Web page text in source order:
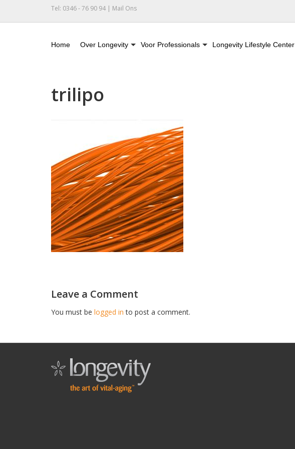
Tel: 0346 - 76 90 94 | Mail Ons
Home Over Longevity Voor Professionals Longevity Lifestyle Center
trilipo
Leave a Comment
You must be logged in to post a comment.